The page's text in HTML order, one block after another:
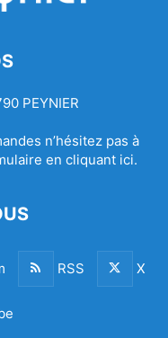
PEYNIER
n’hésitez pas à
en cliquant ici.
RSS X